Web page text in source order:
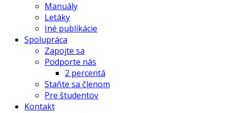
Manuály
Letáky
Iné publikácie
Spolupráca
Zapojte sa
Podporte nás
2 percentá
Staňte sa členom
Pre študentov
Kontakt